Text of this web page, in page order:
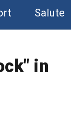
Salute
in